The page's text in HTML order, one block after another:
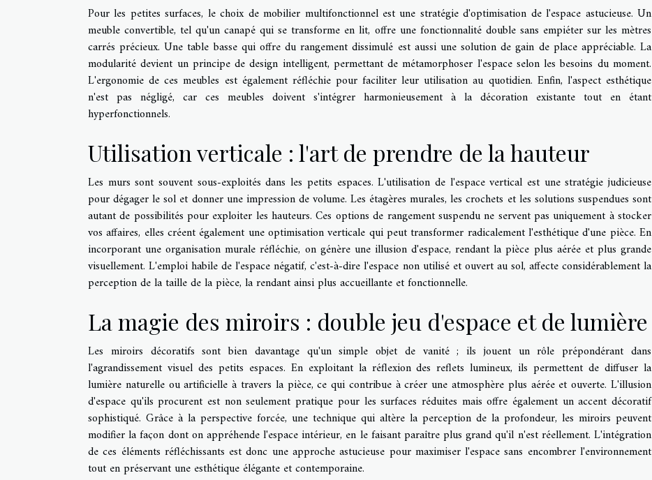
Pour les petites surfaces, le choix de mobilier multifonctionnel est une stratégie d'optimisation de l'espace astucieuse. Un
meuble convertible, tel qu'un canapé qui se transforme en lit, offre une fonctionnalité double sans empiéter sur les mètres
carrés précieux. Une table basse qui offre du rangement dissimulé est aussi une solution de gain de place appréciable. La
modularité devient un principe de design intelligent, permettant de métamorphoser l'espace selon les besoins du moment.
L'ergonomie de ces meubles est également réfléchie pour faciliter leur utilisation au quotidien. Enfin, l'aspect esthétique
n'est pas négligé, car ces meubles doivent s'intégrer harmonieusement à la décoration existante tout en étant
hyperfonctionnels.
Utilisation verticale : l'art de prendre de la hauteur
Les murs sont souvent sous-exploités dans les petits espaces. L'utilisation de l'espace vertical est une stratégie judicieuse
pour dégager le sol et donner une impression de volume. Les étagères murales, les crochets et les solutions suspendues sont
autant de possibilités pour exploiter les hauteurs. Ces options de rangement suspendu ne servent pas uniquement à stocker
vos affaires, elles créent également une optimisation verticale qui peut transformer radicalement l'esthétique d'une pièce. En
incorporant une organisation murale réfléchie, on génère une illusion d'espace, rendant la pièce plus aérée et plus grande
visuellement. L'emploi habile de l'espace négatif, c'est-à-dire l'espace non utilisé et ouvert au sol, affecte considérablement la
perception de la taille de la pièce, la rendant ainsi plus accueillante et fonctionnelle.
La magie des miroirs : double jeu d'espace et de lumière
Les miroirs décoratifs sont bien davantage qu'un simple objet de vanité ; ils jouent un rôle prépondérant dans
l'agrandissement visuel des petits espaces. En exploitant la réflexion des reflets lumineux, ils permettent de diffuser la
lumière naturelle ou artificielle à travers la pièce, ce qui contribue à créer une atmosphère plus aérée et ouverte. L'illusion
d'espace qu'ils procurent est non seulement pratique pour les surfaces réduites mais offre également un accent décoratif
sophistiqué. Grâce à la perspective forcée, une technique qui altère la perception de la profondeur, les miroirs peuvent
modifier la façon dont on appréhende l'espace intérieur, en le faisant paraître plus grand qu'il n'est réellement. L'intégration
de ces éléments réfléchissants est donc une approche astucieuse pour maximiser l'espace sans encombrer l'environnement
tout en préservant une esthétique élégante et contemporaine.